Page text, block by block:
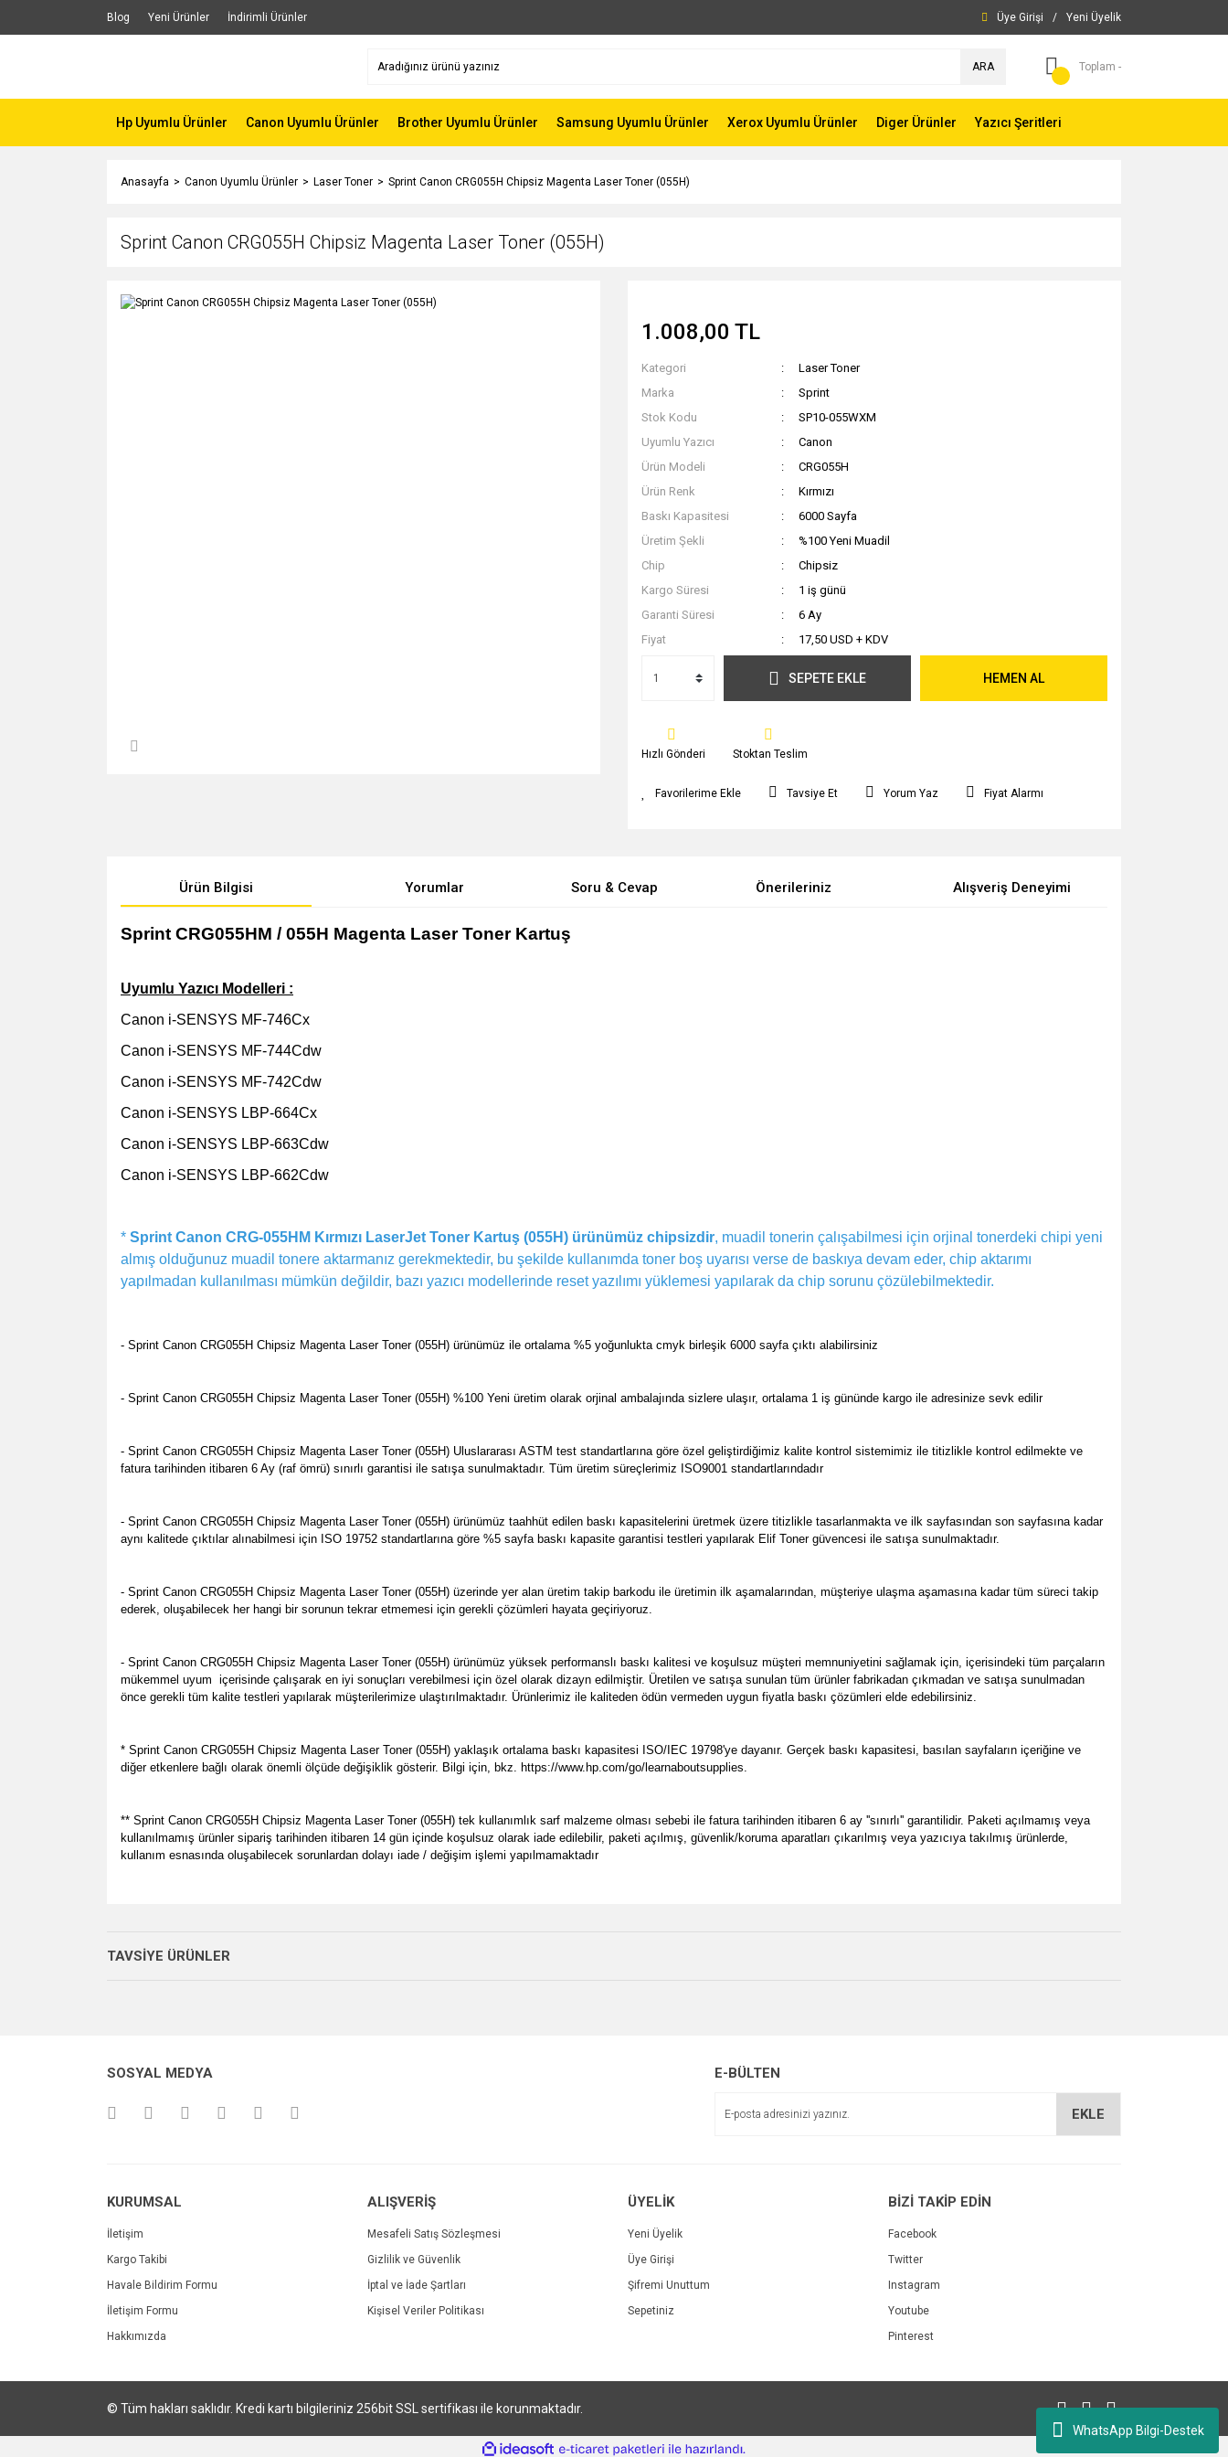
WhatsApp Bilgi-Destek
Blog Yeni Ürünler İndirimli Ürünler Üye Girişi / Yeni Üyelik
ARA Toplam -
Hp Uyumlu Ürünler Canon Uyumlu Ürünler Brother Uyumlu Ürünler Samsung Uyumlu Ürünler Xerox Uyumlu Ürünler Diger Ürünler Yazıcı Şeritleri
Anasayfa Canon Uyumlu Ürünler Laser Toner Sprint Canon CRG055H Chipsiz Magenta Laser Toner (055H)
Sprint Canon CRG055H Chipsiz Magenta Laser Toner (055H)
1.008,00 TL
Kategori
Laser Toner
Marka
Sprint
Stok Kodu
SP10-055WXM
Uyumlu Yazıcı
Canon
Ürün Modeli
CRG055H
Ürün Renk
Kırmızı
Baskı Kapasitesi
6000 Sayfa
Üretim Şekli
%100 Yeni Muadil
Chip
Chipsiz
Kargo Süresi
1 iş günü
Garanti Süresi
6 Ay
Fiyat
17,50 USD + KDV
SEPETE EKLE HEMEN AL
Hızlı Gönderi Stoktan Teslim
Tavsiye Et Yorum Yaz Fiyat Alarmı
Ürün Bilgisi Yorumlar Soru & Cevap Önerileriniz Alışveriş Deneyimi
Sprint CRG055HM / 055H Magenta Laser Toner Kartuş
Uyumlu Yazıcı Modelleri :
Canon i-SENSYS MF-746Cx
Canon i-SENSYS MF-744Cdw
Canon i-SENSYS MF-742Cdw
Canon i-SENSYS LBP-664Cx
Canon i-SENSYS LBP-663Cdw
Canon i-SENSYS LBP-662Cdw
* Sprint Canon CRG-055HM Kırmızı LaserJet Toner Kartuş (055H) ürünümüz chipsizdir, muadil tonerin çalışabilmesi için orjinal tonerdeki chipi yeni
almış olduğunuz muadil tonere aktarmanız gerekmektedir, bu şekilde kullanımda toner boş uyarısı verse de baskıya devam eder, chip aktarımı
yapılmadan kullanılması mümkün değildir, bazı yazıcı modellerinde reset yazılımı yüklemesi yapılarak da chip sorunu çözülebilmektedir.
- Sprint Canon CRG055H Chipsiz Magenta Laser Toner (055H) ürünümüz ile ortalama %5 yoğunlukta cmyk birleşik 6000 sayfa çıktı alabilirsiniz
- Sprint Canon CRG055H Chipsiz Magenta Laser Toner (055H) %100 Yeni üretim olarak orjinal ambalajında sizlere ulaşır, ortalama 1 iş gününde kargo ile adresinize sevk edilir
- Sprint Canon CRG055H Chipsiz Magenta Laser Toner (055H) Uluslararası ASTM test standartlarına göre özel geliştirdiğimiz kalite kontrol sistemimiz ile titizlikle kontrol edilmekte ve
fatura tarihinden itibaren 6 Ay (raf ömrü) sınırlı garantisi ile satışa sunulmaktadır. Tüm üretim süreçlerimiz ISO9001 standartlarındadır
- Sprint Canon CRG055H Chipsiz Magenta Laser Toner (055H) ürünümüz taahhüt edilen baskı kapasitelerini üretmek üzere titizlikle tasarlanmakta ve ilk sayfasından son sayfasına kadar
aynı kalitede çıktılar alınabilmesi için ISO 19752 standartlarına göre %5 sayfa baskı kapasite garantisi testleri yapılarak Elif Toner güvencesi ile satışa sunulmaktadır.
- Sprint Canon CRG055H Chipsiz Magenta Laser Toner (055H) üzerinde yer alan üretim takip barkodu ile üretimin ilk aşamalarından, müşteriye ulaşma aşamasına kadar tüm süreci takip
ederek, oluşabilecek her hangi bir sorunun tekrar etmemesi için gerekli çözümleri hayata geçiriyoruz.
- Sprint Canon CRG055H Chipsiz Magenta Laser Toner (055H) ürünümüz yüksek performanslı baskı kalitesi ve koşulsuz müşteri memnuniyetini sağlamak için, içerisindeki tüm parçaların
mükemmel uyum içerisinde çalışarak en iyi sonuçları verebilmesi için özel olarak dizayn edilmiştir. Üretilen ve satışa sunulan tüm ürünler fabrikadan çıkmadan ve satışa sunulmadan
önce gerekli tüm kalite testleri yapılarak müşterilerimize ulaştırılmaktadır. Ürünlerimiz ile kaliteden ödün vermeden uygun fiyatla baskı çözümleri elde edebilirsiniz.
* Sprint Canon CRG055H Chipsiz Magenta Laser Toner (055H) yaklaşık ortalama baskı kapasitesi ISO/IEC 19798'ye dayanır. Gerçek baskı kapasitesi, basılan sayfaların içeriğine ve
diğer etkenlere bağlı olarak önemli ölçüde değişiklik gösterir. Bilgi için, bkz. https://www.hp.com/go/learnaboutsupplies.
** Sprint Canon CRG055H Chipsiz Magenta Laser Toner (055H) tek kullanımlık sarf malzeme olması sebebi ile fatura tarihinden itibaren 6 ay ''sınırlı'' garantilidir. Paketi açılmamış veya
kullanılmamış ürünler sipariş tarihinden itibaren 14 gün içinde koşulsuz olarak iade edilebilir, paketi açılmış, güvenlik/koruma aparatları çıkarılmış veya yazıcıya takılmış ürünlerde,
kullanım esnasında oluşabilecek sorunlardan dolayı iade / değişim işlemi yapılmamaktadır
Bu ürüne benzer farklı alternatifler olmalı.
Gönder
Çok iyi ve anlaşılabilir alışveriş yapabiliyorum
TAVSİYE ÜRÜNLER
1.008,00 TL 1.008,00 TL
SOSYAL MEDYA E-BÜLTEN
EKLE
KURUMSAL
İletişim
Kargo Takibi
Havale Bildirim Formu
İletişim Formu
Hakkımızda
ALIŞVERİŞ
Mesafeli Satış Sözleşmesi
Gizlilik ve Güvenlik
İptal ve İade Şartları
Kişisel Veriler Politikası
ÜYELİK
Yeni Üyelik
Üye Girişi
Şifremi Unuttum
Sepetiniz
BİZİ TAKİP EDİN
Facebook
Twitter
Instagram
Youtube
Pinterest
© Tüm hakları saklıdır. Kredi kartı bilgileriniz 256bit SSL sertifikası ile korunmaktadır.
ideasoft e-